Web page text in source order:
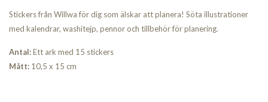
Stickers från Willwa för dig som älskar att planera! Söta illustrationer
med kalendrar, washitejp, pennor och tillbehör för planering.
Antal:Ett ark med 15 stickers
Mått: 10,5 x 15 cm